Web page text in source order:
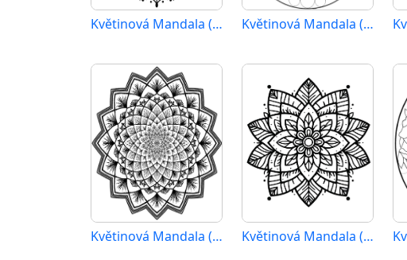
Květinová Mandala (33) Květinová Mandala (22)
Květinová Mandala (12) Květinová Mandala (30)